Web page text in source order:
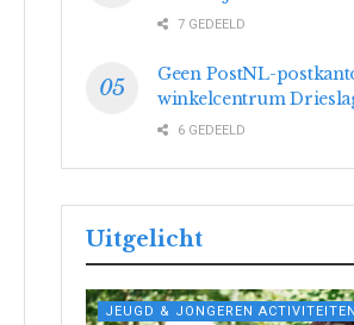
7 GEDEELD
Geen PostNL-
winkelcentrum
6 GEDEELD
Uitgelicht
JEUGD & JONGEREN ACTIVITEITEN